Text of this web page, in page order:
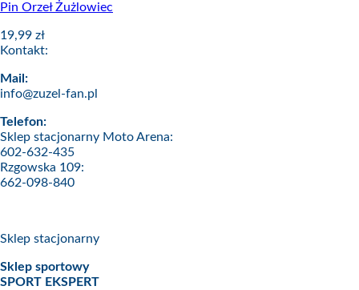
Pin Orzeł Żużlowiec
19,99 zł
Kontakt:
Mail:
info@zuzel-fan.pl
Telefon:
Sklep stacjonarny Moto Arena:
602-632-435
Rzgowska 109:
662-098-840
Sklep stacjonarny
Sklep sportowy
SPORT EKSPERT